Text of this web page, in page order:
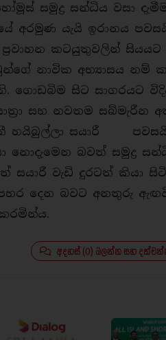
සමුද්‍ර සන්ධිය වසා
අරමුණ යැයි ඉරානය
කටයුතුවලින් සියයට
නාවික අභ්‍යාසය නම්
ගොඩබිම සිට සාගරයට
සහ නවතම සබ්මැරීන
හයිබුල්ලා සයාරී පවසයි.
නොදැමෙන බවත් සමුද්‍ර
වැඩි දුරටත් කියා
පහර දෙන බවට අනතුරු
අදහස් (0) බලන්න සහ